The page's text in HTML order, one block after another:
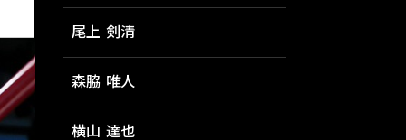
尾上 剣清
森脇 唯人
横山 達也